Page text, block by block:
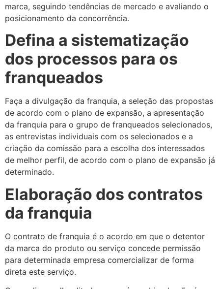
marca, seguindo tendências de mercado e avaliando o
posicionamento da concorrência.
Defina a sistematização
dos processos para os
franqueados
Faça a divulgação da franquia, a seleção das propostas
de acordo com o plano de expansão, a apresentação
da franquia para o grupo de franqueados selecionados,
as entrevistas individuais com os selecionados e a
criação da comissão para a escolha dos interessados
de melhor perfil, de acordo com o plano de expansão já
determinado.
Elaboração dos contratos
da franquia
O contrato de franquia é o acordo em que o detentor
da marca do produto ou serviço concede permissão
para determinada empresa comercializar de forma
direta este serviço.